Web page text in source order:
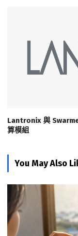
Lantronix 與
算模組
You May Also